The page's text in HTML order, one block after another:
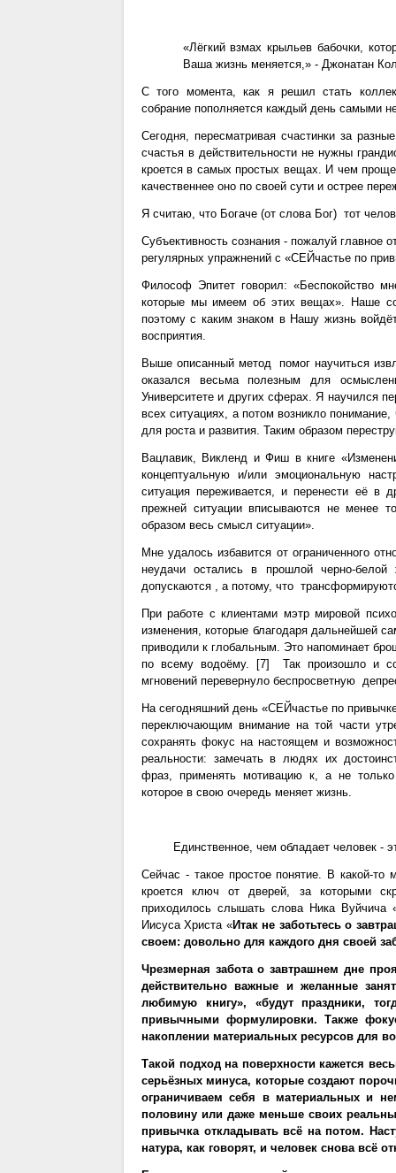
«Лёгкий взмах крыльев бабочки,
Ваша жизнь меняется,» - Джонатан
С того момента, как я решил стать
собрание пополняется каждый день самыми
Сегодня, пересматривая счастинки за
счастья в действительности не нужны
кроется в самых простых вещах. И чем
качественнее оно по своей сути и острее
Я считаю, что Богаче (от слова Бог) тот
Субъективность сознания - пожалуй главное
регулярных упражнений с «СЕЙчастье по
Философ Эпитет говорил: «Беспокойство
которые мы имеем об этих вещах». Наше
поэтому с каким знаком в Нашу жизнь
восприятия.
Выше описанный метод помог научиться
оказался весьма полезным для
Университете и других сферах. Я научился
всех ситуациях, а потом возникло
для роста и развития. Таким образом
Вацлавик, Викленд и Фиш в книге
концептуальную и/или эмоциональную
ситуация переживается, и перенести её в
прежней ситуации вписываются не менее
образом весь смысл ситуации».
Мне удалось избавится от ограниченного
неудачи остались в прошлой черно-
допускаются , а потому, что
При работе с клиентами мэтр мировой
изменения, которые благодаря дальнейшей
приводили к глобальным. Это напоминает
по всему водоёму. [7] Так произошло и
мгновений перевернуло беспросветную
На сегодняшний день «СЕЙчастье по
переключающим внимание на той части
сохранять фокус на настоящем и
реальности: замечать в людях их
фраз, применять мотивацию к, а не
которое в свою очередь меняет жизнь.
Единственное, чем обладает человек -
Сейчас - такое простое понятие. В какой-
кроется ключ от дверей, за которыми
приходилось слышать слова Ника
Иисуса Христа «Итак не заботьтесь о
своем: довольно для каждого дня своей
Чрезмерная забота о завтрашнем дне
действительно важные и желанные
любимую книгу», «будут праздники,
привычными формулировки. Также
накоплении материальных ресурсов для
Такой подход на поверхности кажется
серьёзных минуса, которые создают
ограничиваем себя в материальных и
половину или даже меньше своих
привычка откладывать всё на потом.
натура, как говорят, и человек снова всё